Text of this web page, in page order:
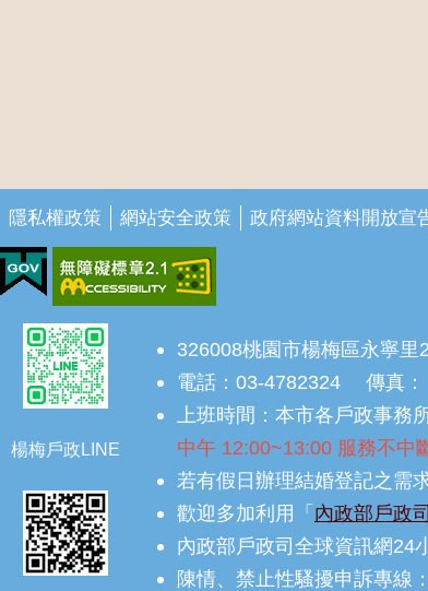
隱私權政策 網站安全政策 政府網站資料開放宣
楊梅戶政LINE
326008桃園市楊梅區永寧里
電話：03-4782324 傳真：
上班時間：本市各戶政事務
中午 12:00~13:00 服務不中
若有假日辦理結婚登記之需
歡迎多加利用「內政部戶政
內政部戶政司全球資訊網24
陳情、禁止性騷擾申訴專線